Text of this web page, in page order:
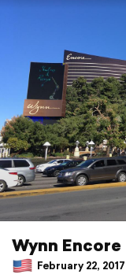
Wynn Encore
February 22,